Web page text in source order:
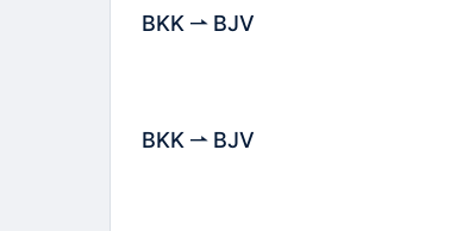
BKK BJV
BKK BJV